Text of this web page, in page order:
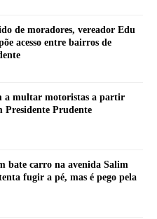
de moradores, vereador Edu
acesso entre bairros de
a multar motoristas a partir
Presidente Prudente
bate carro na avenida Salim
fugir a pé, mas é pego pela